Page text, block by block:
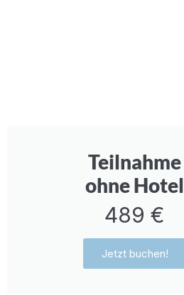
Teilnahme
ohne Hotel
489 €
Jetzt buchen!